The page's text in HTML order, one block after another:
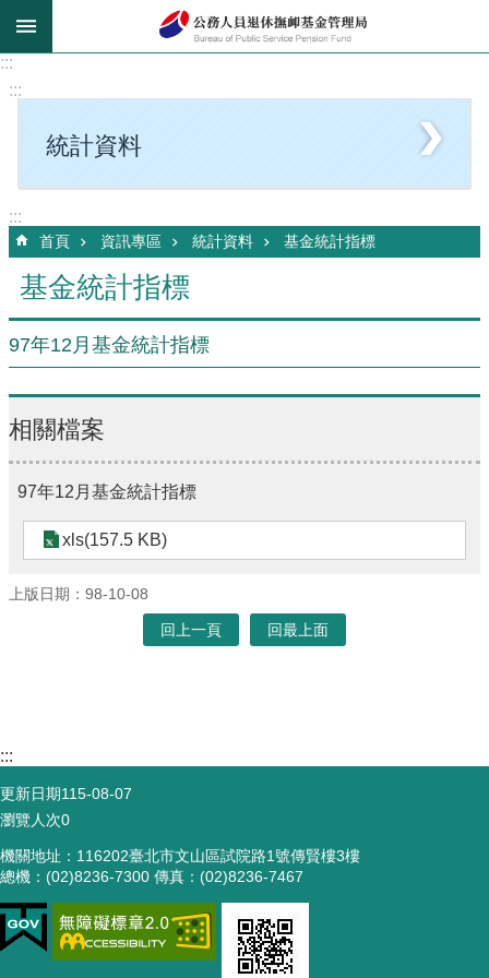
跳到主要內容區塊
:::
:::
統計資料
:::
首頁 資訊專區 統計資料 基金統計指標
基金統計指標
97年12月基金統計指標
相關檔案
97年12月基金統計指標
xls(157.5 KB)
上版日期：98-10-08
回上一頁 回最上面
:::
更新日期115-08-07
瀏覽人次0
機關地址：116202臺北市文山區試院路1號傳賢樓3樓
總機：(02)8236-7300 傳真：(02)8236-7467